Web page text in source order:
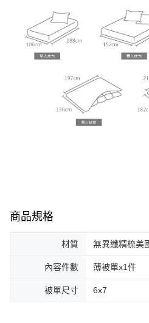
商品規格
材質 無異纖精梳美
內容件數 薄被單x1件
被單尺寸 6x7